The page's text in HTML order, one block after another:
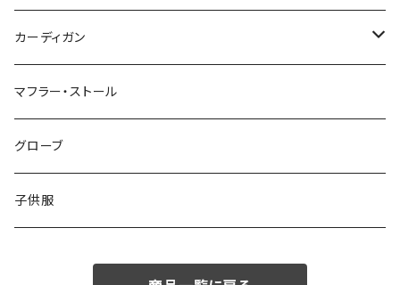
50/XL～
48/L
50/XL～
46/M
48/L
50/XL～
～44/S
46/M
48/L
50/XL～
カーディガン
～44/S
46/M
48/L
マフラー・ストール
グローブ
子供服